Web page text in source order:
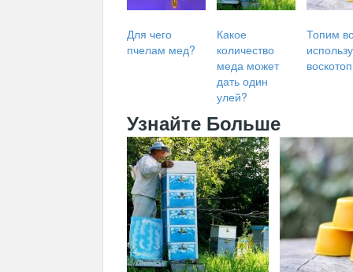
Для чего
пчелам мед?
Какое
количество
меда может
дать один
улей?
Топим
Узнайте Больше